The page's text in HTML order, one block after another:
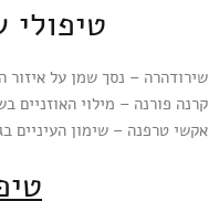
טיפולי
שירודהרה – נסך שמן על איזור
קרנה פורנה – מילוי האוזניים
אקשי טרפנה – שימון העיניים